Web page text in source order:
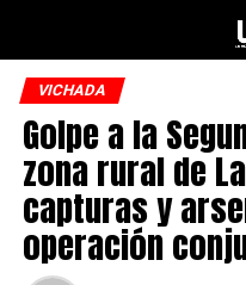
VICHADA
Golpe a la
zona rural de
capturas y
operación